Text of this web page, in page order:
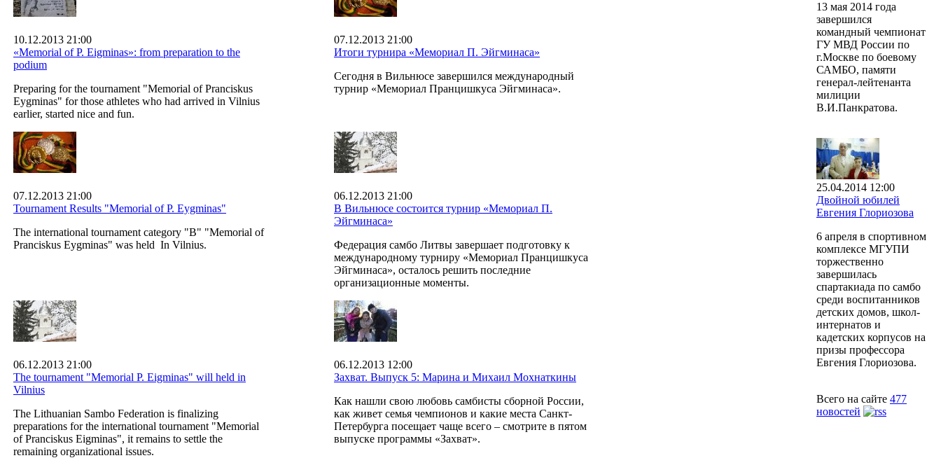
10.12.2013 21:00
«Memorial of P. Eigminas»: from preparation to the
podium
Preparing for the tournament "Memorial of Pranciskus
Eygminas" for those athletes who had arrived in Vilnius
earlier, started nice and fun.
07.12.2013 21:00
Итоги турнира «Мемориал П. Эйгминаса»
Сегодня в Вильнюсе завершился международный
турнир «Мемориал Пранцишкуса Эйгминаса».
07.12.2013 21:00
Tournament Results "Memorial of P. Eygminas"
The international tournament category "B" "Memorial of
Pranciskus Eygminas" was held In Vilnius.
06.12.2013 21:00
В Вильнюсе состоится турнир «Мемориал П.
Эйгминаса»
Федерация самбо Литвы завершает подготовку к
международному турниру «Мемориал Пранцишкуса
Эйгминаса», осталось решить последние
организационные моменты.
06.12.2013 21:00
The tournament "Memorial P. Eigminas" will held in
Vilnius
The Lithuanian Sambo Federation is finalizing
preparations for the international tournament "Memorial
of Pranciskus Eigminas", it remains to settle the
remaining organizational issues.
06.12.2013 12:00
Захват. Выпуск 5: Марина и Михаил Мохнаткины
Как нашли свою любовь самбисты сборной России,
как живет семья чемпионов и какие места Санкт-
Петербурга посещает чаще всего – смотрите в пятом
выпуске программы «Захват».
13 мая 2014 года
завершился
командный чемпионат
ГУ МВД России по
г.Москве по боевому
САМБО, памяти
генерал-лейтенанта
милиции
В.И.Панкратова.
25.04.2014 12:00
Двойной юбилей
Евгения Глориозова
6 апреля в спортивном
комплексе МГУПИ
торжественно
завершилась
спартакиада по самбо
среди воспитанников
детских домов, школ-
интернатов и
кадетских корпусов на
призы профессора
Евгения Глориозова.
Всего на сайте 477
новостей